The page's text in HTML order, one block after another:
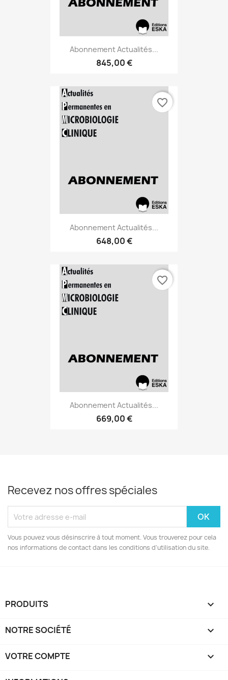
Abonnement Actualités...
845,00 €
Abonnement Actualités...
648,00 €
favorite_border
Abonnement Actualités...
669,00 €
favorite_border
Recevez nos offres spéciales
Vous pouvez vous désinscrire à tout moment. Vous trouverez pour cela
nos informations de contact dans les conditions d'utilisation du site.
PRODUITS 
NOTRE SOCIÉTÉ 
VOTRE COMPTE 